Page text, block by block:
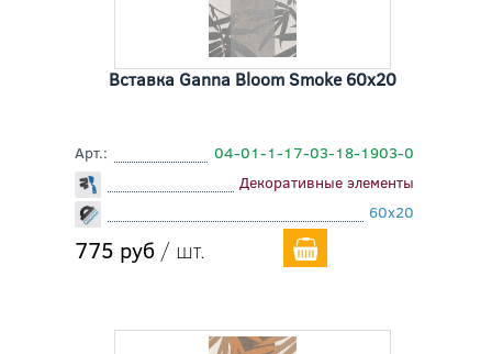
Вставка Ganna Bloom Smoke 60x20
Арт.:
04-01-1-17-03-18-1903-0
Декоративные элементы
60x20
775 руб / шт.